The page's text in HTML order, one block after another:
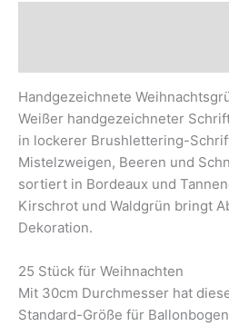
Handgezeichnete
Weißer handgezeichneter
in lockerer Brushlettering-
Mistelzweigen, Beeren und
sortiert in Bordeaux und
Kirschrot und Waldgrün bringt
Dekoration.
25 Stück für Weihnachten
Mit 30cm Durchmesser hat
Standard-Größe für